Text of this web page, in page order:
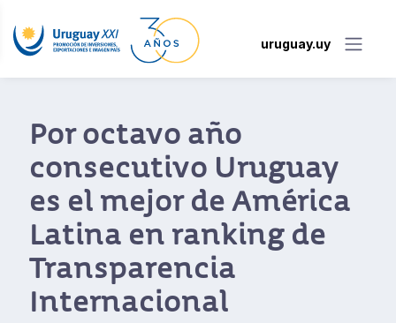
uruguay.uy
Por octavo año
consecutivo Uruguay
es el mejor de América
Latina en ranking de
Transparencia
Internacional